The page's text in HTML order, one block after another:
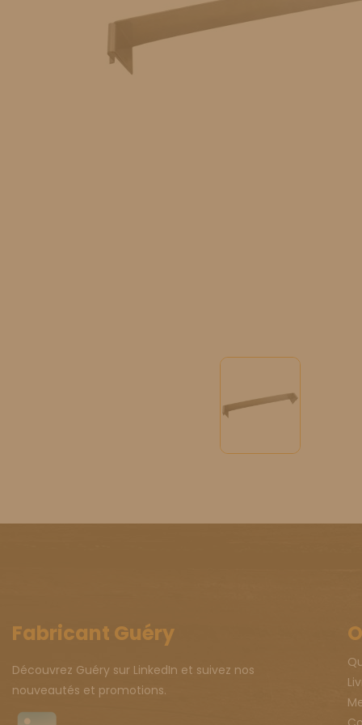
Fabricant Guéry
Découvrez Guéry sur LinkedIn et suivez nos
nouveautés et promotions.